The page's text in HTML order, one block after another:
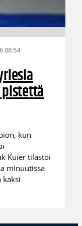
08:54
kun
Kuier tilastoi
minuutissa
kaksi